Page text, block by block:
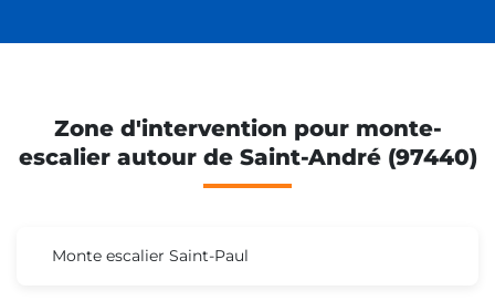
Zone d'intervention pour monte-
escalier autour de Saint-André (97440)
Monte escalier Saint-Paul